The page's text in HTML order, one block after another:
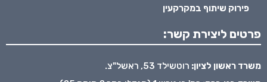
פירוק שיתוף במקרקעין
פרטים ליצירת קשר:
משרד ראשון לציון: רוטשילד 53, ראשל"צ.